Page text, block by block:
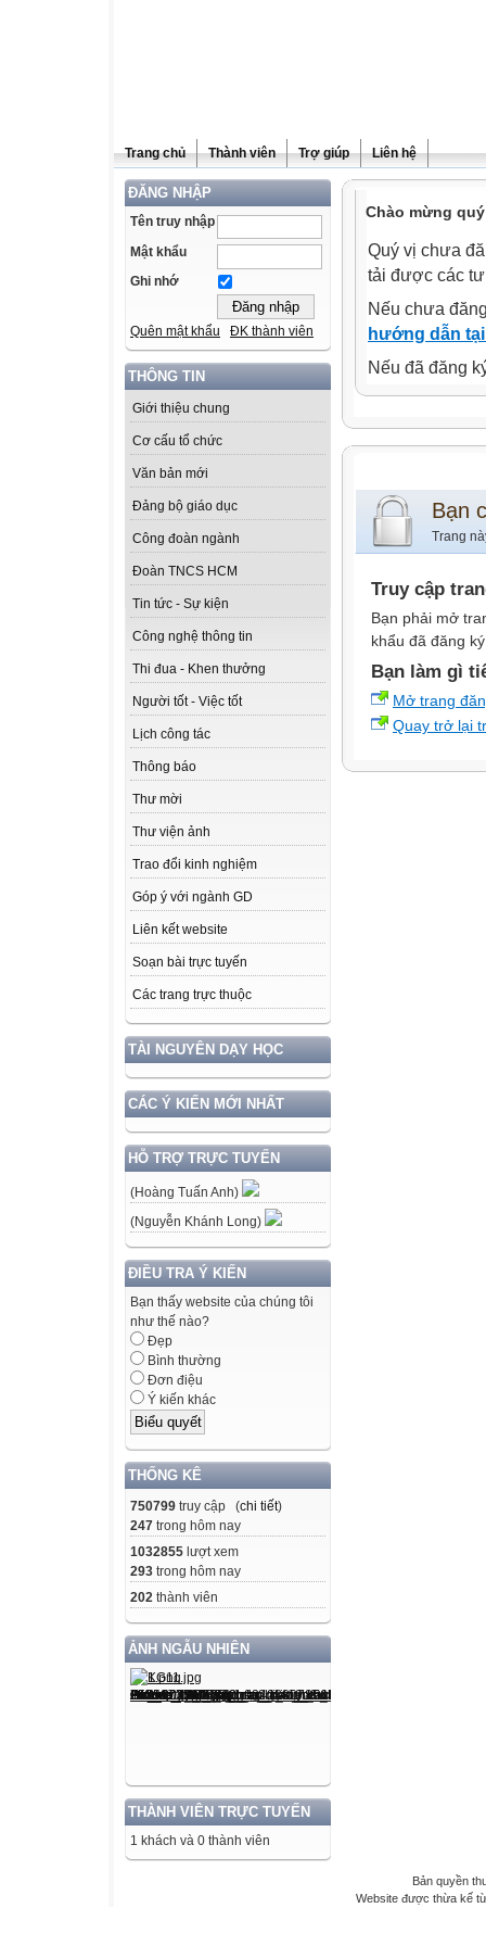
Trang chủ Thành viên Trợ giúp Liên hệ
ĐĂNG NHẬP
Tên truy nhập
Mật khẩu
Ghi nhớ
Quên mật khẩu ĐK thành viên
THÔNG TIN
Giới thiệu chung
Cơ cấu tổ chức
Văn bản mới
Đảng bộ giáo dục
Công đoàn ngành
Đoàn TNCS HCM
Tin tức - Sự kiện
Công nghệ thông tin
Thi đua - Khen thưởng
Người tốt - Việc tốt
Lịch công tác
Thông báo
Thư mời
Thư viện ảnh
Trao đổi kinh nghiệm
Góp ý với ngành GD
Liên kết website
Soạn bài trực tuyến
Các trang trực thuộc
TÀI NGUYÊN DẠY HỌC
CÁC Ý KIẾN MỚI NHẤT
HỖ TRỢ TRỰC TUYẾN
(Hoàng Tuấn Anh)
(Nguyễn Khánh Long)
ĐIỀU TRA Ý KIẾN
Bạn thấy website của chúng tôi
như thế nào?
Đẹp
Bình thường
Đơn điệu
Ý kiến khác
THỐNG KÊ
750799 truy cập (chi tiết)
247 trong hôm nay
1032855 lượt xem
293 trong hôm nay
202 thành viên
ẢNH NGẪU NHIÊN
THÀNH VIÊN TRỰC TUYẾN
1 khách và 0 thành viên
Chào mừng
Quý vị chưa
tải được các
Nếu chưa
hướng dẫn
Nếu đã đăng
Bạn
Trang
Truy cập
Bạn phải mở
khẩu đã đăng
Bạn làm gì
Mở trang
Quay trở lại
Bản quyền
Website được thừa kế